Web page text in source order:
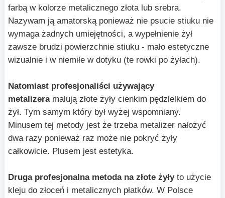
farbą w kolorze metalicznego złota lub srebra.
Nazywam ją amatorską ponieważ nie psucie stiuku nie
wymaga żadnych umiejętności, a wypełnienie żył
zawsze brudzi powierzchnie stiuku - mało estetyczne
wizualnie i w niemiłe w dotyku (te rowki po żyłach).
Natomiast profesjonaliści używający
metalizera malują złote żyły cienkim pędzlelkiem do
żył. Tym samym który był wyżej wspomniany.
Minusem tej metody jest że trzeba metalizer nałożyć
dwa razy ponieważ raz może nie pokryć żyły
całkowicie. Plusem jest estetyka.
Druga profesjonalna metoda na złote żyłyto użycie
kleju do złoceń i metalicznych płatków. W Polsce